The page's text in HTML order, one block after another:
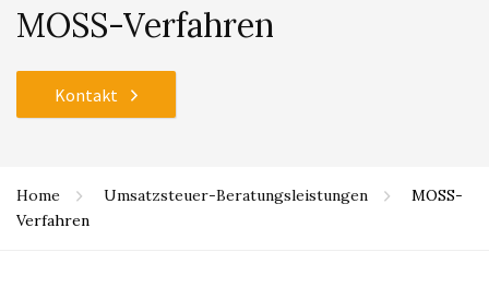
MOSS-Verfahren
Kontakt
Home Umsatzsteuer-Beratungsleistungen
MOSS-
Verfahren